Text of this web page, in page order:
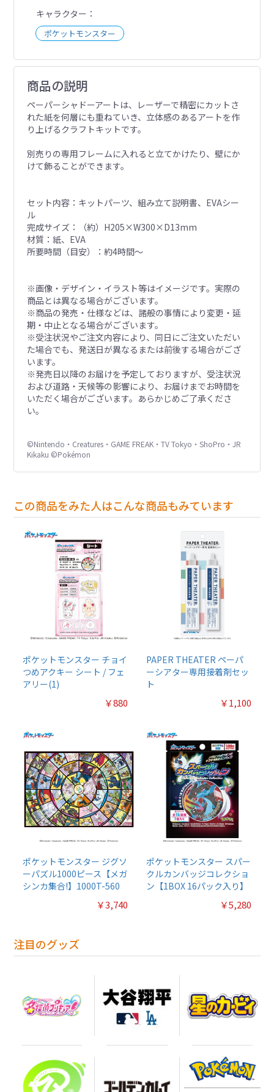
キャラクター
ポケットモンスター
商品の説明
ペーパーシャドーアートは、レーザーで精密にカットさ
れた紙を何層にも重ねていき、立体感のあるアートを作
り上げるクラフトキットです。
別売りの専用フレームに入れると立てかけたり、壁にか
けて飾ることができます。
セット内容：キットパーツ、組み立て説明書、EVAシー
ル
完成サイズ：（約）H205×W300×D13mm
材質：紙、EVA
所要時間（目安）：約4時間～
※画像・デザイン・イラスト等はイメージです。実際の
商品とは異なる場合がございます。
※商品の発売・仕様などは、諸般の事情により変更・延
期・中止となる場合がございます。
※受注状況やご注文内容により、同日にご注文いただい
た場合でも、発送日が異なるまたは前後する場合がござ
います。
※発売日以降のお届けを予定しておりますが、受注状況
および道路・天候等の影響により、お届けまでお時間を
いただく場合がございます。あらかじめご了承くださ
い。
©Nintendo・Creatures・GAME FREAK・TV Tokyo・ShoPro・JR
Kikaku ©Pokémon
この商品をみた人はこんな商品もみています
ポケットモンスター チョイ
つめアクキー シート / フェ
アリー(1)
￥880
PAPER THEATER ペーパ
ーシアター専用接着剤セッ
ト
￥1,100
ポケットモンスター ジグソ
ーパズル1000ピース【メガ
シンカ集合!】1000T-560
￥3,740
ポケットモンスター スパー
クルカンバッジコレクショ
ン【1BOX 16パック入り】
￥5,280
注目のグッズ